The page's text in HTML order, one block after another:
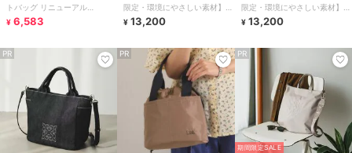
トバッグ リニューアル
【aroco/アロコ】
¥ 6,583
限定・環境にやさしい素材】
SANA SIDEPOCKET TOTE ト
¥ 13,200
限定・環境にやさしい素材】
SANA SIDEPOCKET TOTE ト
¥ 13,200
PR PR PR
期間限定SALE